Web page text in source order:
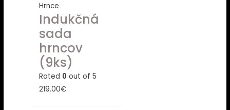
Hrnce
Indukčná
sada
hrncov
(9ks)
Rated 0 out of 5
219.00€